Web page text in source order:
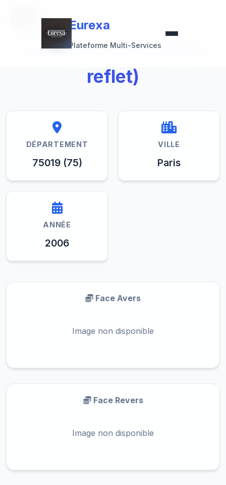
Eurexa
Eurexa
Plateforme Multi-Services
La Géode / Paris (avec
reflet)
DÉPARTEMENT
75019 (75)
VILLE
Paris
ANNÉE
2006
Face Avers
Image non disponible
Face Revers
Image non disponible